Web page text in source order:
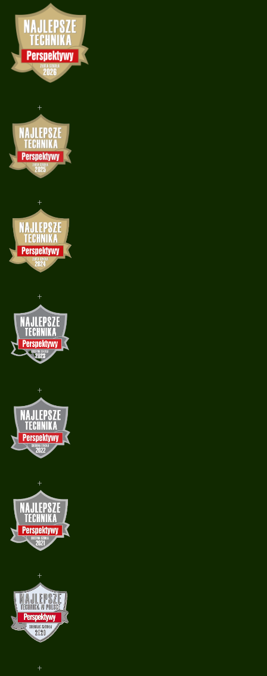
+
+
+
+
+
+
+